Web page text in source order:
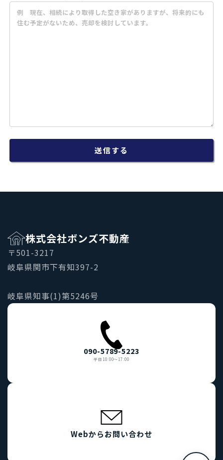
株式会社ボンズ不動産
〒501-3217
岐阜県関市下有知397-2
岐阜県知事(1)第5246号
090-5789-5223
平日10:00〜17:00
Webからお問い合わせ